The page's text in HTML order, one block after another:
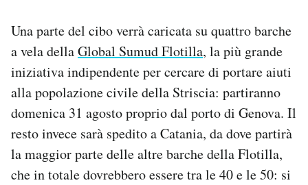
Regala il Post
Hai bisogno di aiuto?
Una parte del cibo verrà caricata su quattro barche
a vela dellaGlobal Sumud Flotilla, la più grande
iniziativa indipendente per cercare di portare aiuti
alla popolazione civile della Striscia: partiranno
domenica 31 agosto proprio dal porto di Genova. Il
resto invece sarà spedito a Catania, da dove partirà
la maggior parte delle altre barche della Flotilla,
che in totale dovrebbero essere tra le 40 e le 50: si